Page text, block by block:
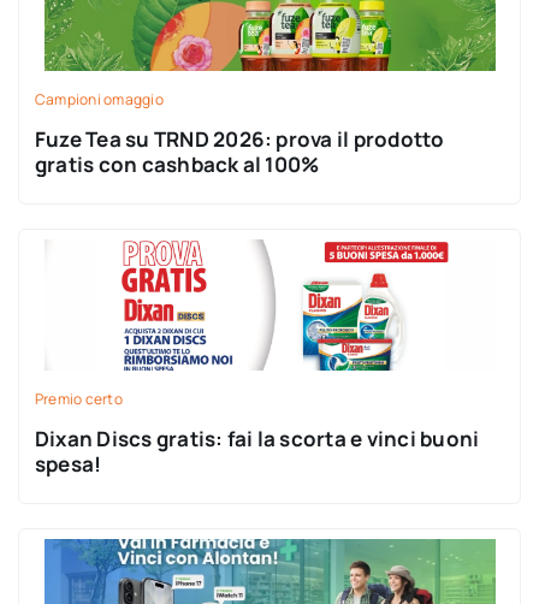
Campioni omaggio
Fuze Tea su TRND 2026: prova il prodotto
gratis con cashback al 100%
Premio certo
Dixan Discs gratis: fai la scorta e vinci buoni
spesa!